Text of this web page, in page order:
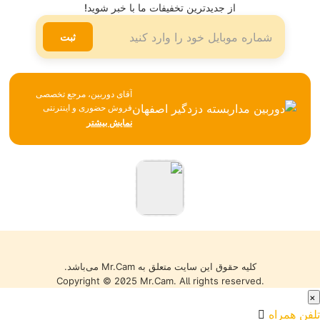
لینکدین
از جدیدترین تخفیفات ما با خبر شوید!
ثبت
آقای دوربین، مرجع تخصصی
فروش حضوری و اینترنتی
تجهیزات نظارتی، امنیتی و
تکیه بر تجربه، مشاوره
قیمت مناسب عرضه می‌شوند
نمایش بیشتر
کلیه حقوق این سایت متعلق به Mr.Cam می‌باشد.
Copyright © 2025 Mr.Cam. All rights reserved.
×
تلفن همراه